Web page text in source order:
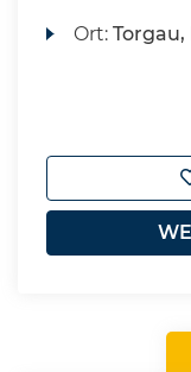
Ort:Torgau,